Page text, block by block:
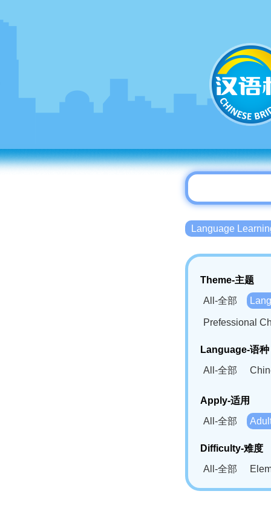
Language
Theme-主题
All-全部
Prefessional
Language-语种
All-全部
Bahasa
Swahili(SW)-
Apply-适用
All-全部
Difficulty-难度
All-全部